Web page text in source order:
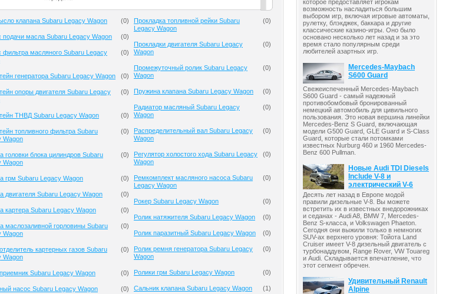
клапана Subaru Legacy Wagon (0)
подачи масла Subaru Legacy Wagon (0)
фильтра масляного Subaru Legacy
(0)
генератора Subaru Legacy Wagon (0)
опоры двигателя Subaru Legacy
(0)
ТНВД Subaru Legacy Wagon (0)
топливного фильтра Subaru
Wagon
(0)
головки блока цилиндров Subaru
Wagon
(0)
грм Subaru Legacy Wagon (0)
двигателя Subaru Legacy Wagon (0)
картера Subaru Legacy Wagon (0)
маслозаливной горловины Subaru
Wagon
(0)
картерных газов Subaru
Wagon
(0)
Subaru Legacy Wagon (0)
насос Subaru Legacy Wagon (0)
Прокладка топливной рейки Subaru
Legacy Wagon
(0)
Прокладки двигателя Subaru Legacy
Wagon
(0)
Промежуточный ролик Subaru Legacy
Wagon
(0)
Пружина клапана Subaru Legacy Wagon (0)
Радиатор масляный Subaru Legacy
Wagon
(0)
Распределительный вал Subaru Legacy
Wagon
(0)
Регулятор холостого хода Subaru Legacy
Wagon
(0)
Ремкомплект масляного насоса Subaru
Legacy Wagon
(0)
Рокер Subaru Legacy Wagon (0)
Ролик натяжителя Subaru Legacy Wagon (0)
Ролик паразитный Subaru Legacy Wagon (0)
Ролик ремня генератора Subaru Legacy
Wagon
(0)
Ролики грм Subaru Legacy Wagon (0)
Сальник клапана Subaru Legacy Wagon (1)
которое предоставляет игрокам
возможность насладиться большим
выбором игр, включая игровые автоматы,
рулетку, блэкджек, баккара и другие
классические казино-игры. Оно было
основано несколько лет назад и за это
время стало популярным среди
любителей азартных игр.
Mercedes-Maybach
S600 Guard
Свежеиспеченный Mercedes-Maybach
S600 Guard - самый надежный
противобомбовый бронированный
немецкий автомобиль для цивильного
пользования. Это новая вершина линейки
Mercedes-Benz S Guard, включающая
модели G500 Guard, GLE Guard и S-Class
Guard, которые стали потомками
известных Nurburg 460 и 1960 Mercedes-
Benz 600 Pullman.
Новые Audi TDI Diesels
Include V-8 и
электрический V-6
Десять лет назад в Европе модой
правили дизельные V-8. Вы можете
встретить их в известных внедорожниках
и седанах - Audi A8, BMW 7, Mercedes-
Benz S-класса, и Volkswagen Phaeton.
Сегодня они выжили только в немногих
SUV-ах верхнего уровня: Тойота Land
Cruiser имеет V-8 дизельный двигатель с
турбонаддувом, Range Rover, VW Touareg
и Audi. Складывается впечатление, что
этот сегмент обречен.
Удивительный Renault
Alpine